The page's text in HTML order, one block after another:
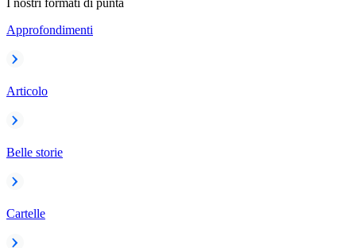
I nostri formati di punta
Approfondimenti
Articolo
Belle storie
Cartelle